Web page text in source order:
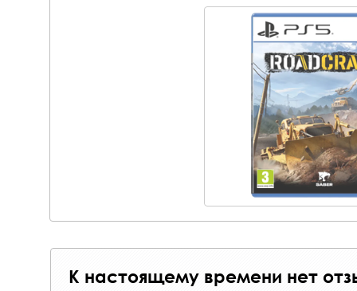
К настоящему времени нет